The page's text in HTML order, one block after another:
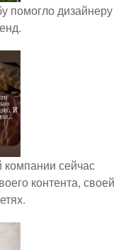
помогло дизайнеру
компании сейчас
контента, своей